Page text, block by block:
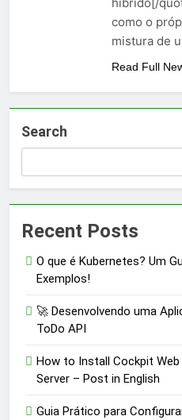
como o
mistura de
Read Full
Search
Recent Posts
O que é Kubernetes? Um
Exemplos!
🚀 Desenvolvendo uma
ToDo API
How to Install Cockpit
Server – Post in English
Guia Prático para